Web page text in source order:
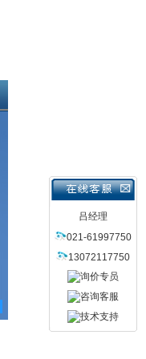
吕经理
021-61997750
13072117750